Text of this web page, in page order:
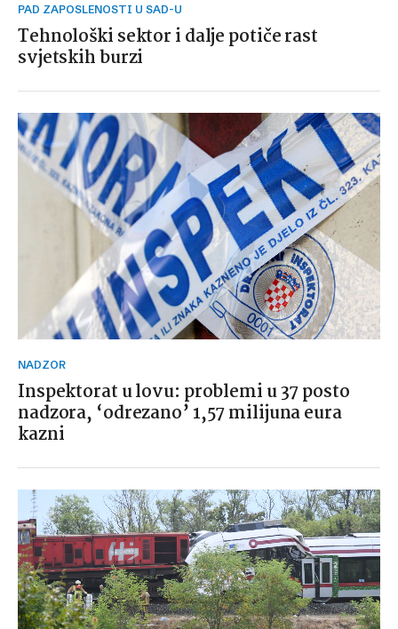
PAD ZAPOSLENOSTI U SAD-U
Tehnološki sektor i dalje potiče rast
svjetskih burzi
NADZOR
Inspektorat u lovu: problemi u 37 posto
nadzora, ‘odrezano’ 1,57 milijuna eura
kazni